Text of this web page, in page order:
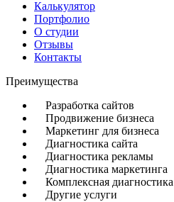
Калькулятор
Портфолио
О студии
Отзывы
Контакты
Преимущества
Разработка сайтов
Продвижение бизнеса
Маркетинг для бизнеса
Диагностика сайта
Диагностика рекламы
Диагностика маркетинга
Комплексная диагностика
Другие услуги